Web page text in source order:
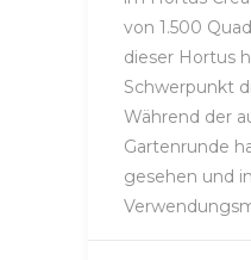
von 1.500
dieser Hortus
Schwerpunkt
Während der
Gartenrunde
gesehen und